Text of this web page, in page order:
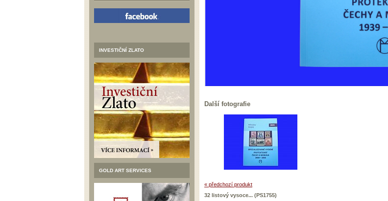
INVESTIČNÍ ZLATO
GOLD ART SERVICES
Další fotografie
« předchozí produkt
32 listový vysoce... (PS1755)